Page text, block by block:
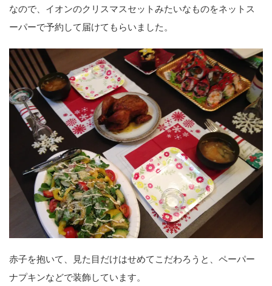
なので、イオンのクリスマスセットみたいなものをネットス
ーパーで予約して届けてもらいました。
赤子を抱いて、見た目だけはせめてこだわろうと、ペーパー
ナプキンなどで装飾しています。